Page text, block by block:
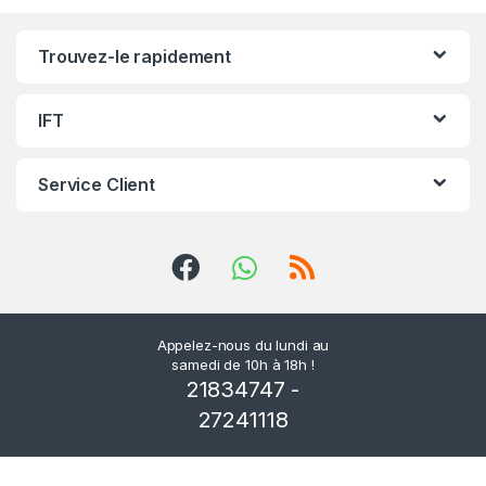
a
Trouvez-le rapidement
IFT
Service Client
Appelez-nous du lundi au
samedi de 10h à 18h !
21834747 -
27241118